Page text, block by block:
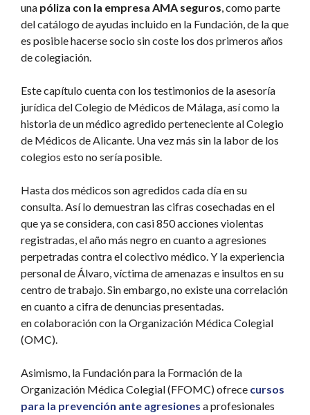
una póliza con la empresa AMA seguros, como parte
del catálogo de ayudas incluido en la Fundación, de la que
es posible hacerse socio sin coste los dos primeros años
de colegiación.
Este capítulo cuenta con los testimonios de la asesoría
jurídica del Colegio de Médicos de Málaga, así como la
historia de un médico agredido perteneciente al Colegio
de Médicos de Alicante. Una vez más sin la labor de los
colegios esto no sería posible.
Hasta dos médicos son agredidos cada día en su
consulta. Así lo demuestran las cifras cosechadas en el
que ya se considera, con casi 850 acciones violentas
registradas, el año más negro en cuanto a agresiones
perpetradas contra el colectivo médico. Y la experiencia
personal de Álvaro, víctima de amenazas e insultos en su
centro de trabajo. Sin embargo, no existe una correlación
en cuanto a cifra de denuncias presentadas.
en colaboración con la Organización Médica Colegial
(OMC).
Asimismo, la Fundación para la Formación de la
Organización Médica Colegial (FFOMC) ofrece cursos
para la prevención ante agresiones a profesionales